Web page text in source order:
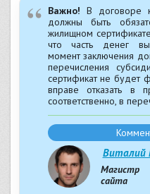
Важно! В договоре
должны быть
жилищном
что часть денег
момент заключения
перечисления
сертификат не будет
вправе отказать в
соответственно, в
Виталий
Магистр
сайта